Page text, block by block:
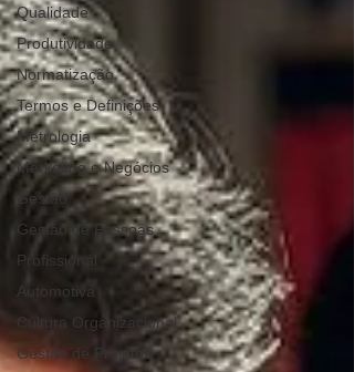
Qualidade
Produtividade
Normatização
Termos e Definições
Metrologia
Marketing e Negócios
Gestão
Gestão de Pessoas
Profissional
Automotiva
Cultura Organizacional
Gestão de Projetos